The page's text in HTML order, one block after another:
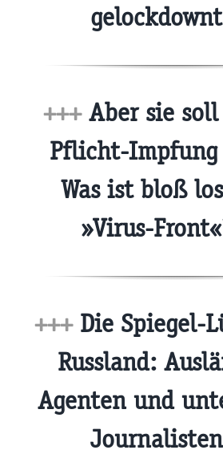
gelockdownt
+++Aber sie
Pflicht-Impfung
Was ist bloß
»Virus-
+++Die Spiegel-
Russland:
Agenten und
Journalisten